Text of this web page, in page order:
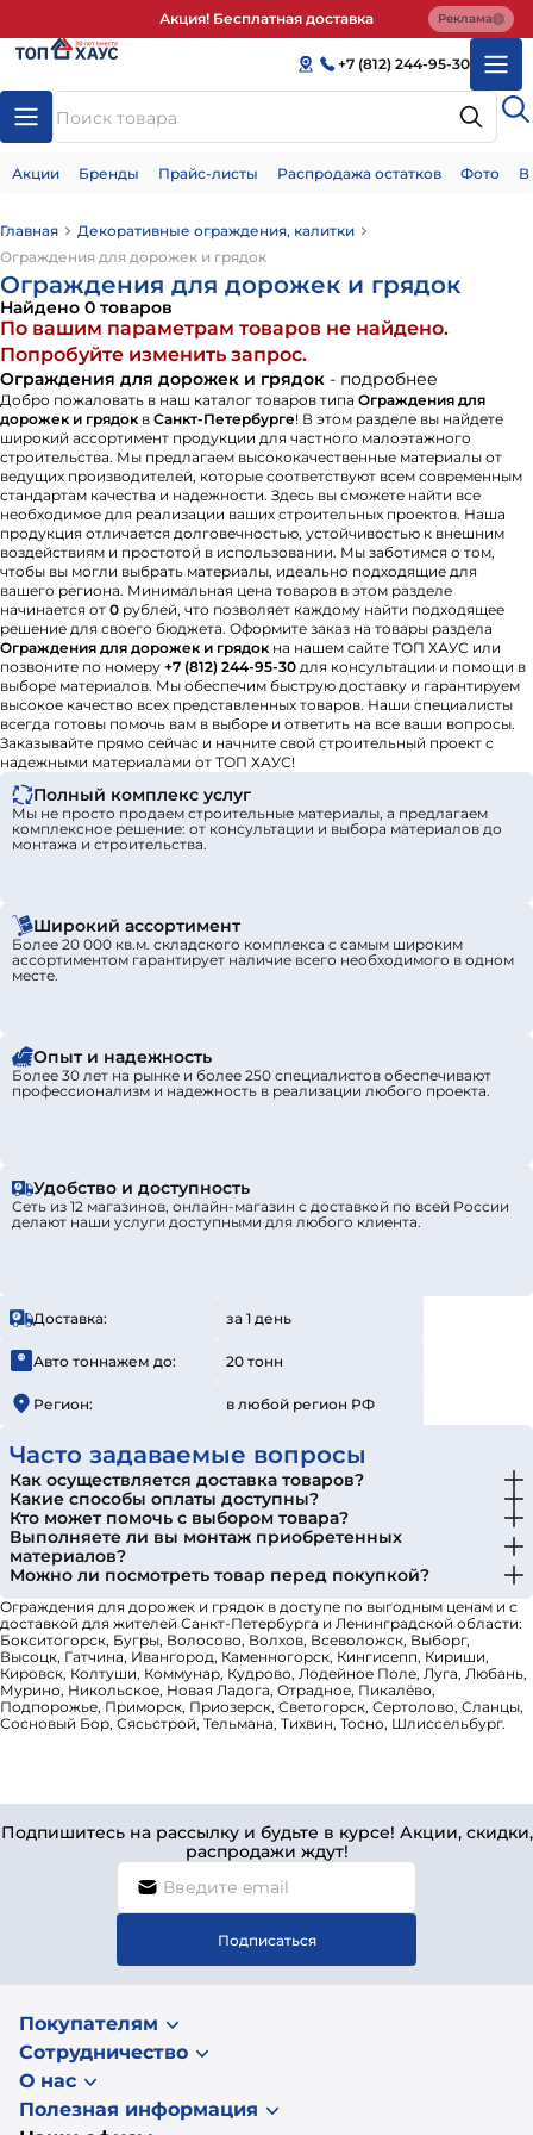
Акция! Бесплатная доставка Реклама
+7 (812) 244-95-30
Акции Бренды Прайс-листы Распродажа остатков Фото
Главная
Декоративные ограждения, калитки
Ограждения для дорожек и грядок
Ограждения для дорожек и грядок
Найдено 0 товаров
По вашим параметрам товаров не найдено.
Попробуйте изменить запрос.
Ограждения для дорожек и грядок - подробнее
Добро пожаловать в наш каталог товаров типа Ограждения для
дорожек и грядокв Санкт-Петербурге! В этом разделе вы найдете
широкий ассортимент продукции для частного малоэтажного
строительства. Мы предлагаем высококачественные материалы от
ведущих производителей, которые соответствуют всем современным
стандартам качества и надежности. Здесь вы сможете найти все
необходимое для реализации ваших строительных проектов. Наша
продукция отличается долговечностью, устойчивостью к внешним
воздействиям и простотой в использовании. Мы заботимся о том,
чтобы вы могли выбрать материалы, идеально подходящие для
вашего региона. Минимальная цена товаров в этом разделе
начинается от 0 рублей, что позволяет каждому найти подходящее
решение для своего бюджета. Оформите заказ на товары раздела
Ограждения для дорожек и грядокна нашем сайте ТОП ХАУС или
позвоните по номеру +7 (812) 244-95-30 для консультации и помощи в
выборе материалов. Мы обеспечим быструю доставку и гарантируем
высокое качество всех представленных товаров. Наши специалисты
всегда готовы помочь вам в выборе и ответить на все ваши вопросы.
Заказывайте прямо сейчас и начните свой строительный проект с
надежными материалами от ТОП ХАУС!
Полный комплекс услуг
Мы не просто продаем строительные материалы, а предлагаем
комплексное решение: от консультации и выбора материалов до
монтажа и строительства.
Широкий ассортимент
Более 20 000 кв.м. складского комплекса с самым широким
ассортиментом гарантирует наличие всего необходимого в одном
месте.
Опыт и надежность
Более 30 лет на рынке и более 250 специалистов обеспечивают
профессионализм и надежность в реализации любого проекта.
Удобство и доступность
Сеть из 12 магазинов, онлайн-магазин с доставкой по всей России
делают наши услуги доступными для любого клиента.
Доставка: за 1 день
Авто тоннажем до: 20 тонн
Регион: в любой регион РФ
Часто задаваемые вопросы
Как осуществляется доставка товаров?
Какие способы оплаты доступны?
Кто может помочь с выбором товара?
Выполняете ли вы монтаж приобретенных
материалов?
Можно ли посмотреть товар перед покупкой?
Ограждения для дорожек и грядок в доступе по выгодным ценам и с
доставкой для жителей Санкт-Петербурга и Ленинградской области:
Бокситогорск, Бугры, Волосово, Волхов, Всеволожск, Выборг,
Высоцк, Гатчина, Ивангород, Каменногорск, Кингисепп, Кириши,
Кировск, Колтуши, Коммунар, Кудрово, Лодейное Поле, Луга, Любань,
Мурино, Никольское, Новая Ладога, Отрадное, Пикалёво,
Подпорожье, Приморск, Приозерск, Светогорск, Сертолово, Сланцы,
Сосновый Бор, Сясьстрой, Тельмана, Тихвин, Тосно, Шлиссельбург.
Подпишитесь на рассылку и будьте в курсе! Акции, скидки,
распродажи ждут!
Подписаться
Покупателям
Сотрудничество
О нас
Полезная информация